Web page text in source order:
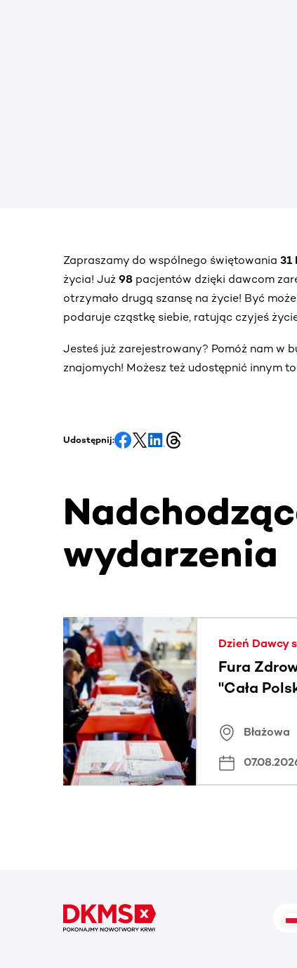
Zapraszamy do wspólnego świętowania 31
życia! Już 98 pacjentów dzięki dawcom
otrzymało drugą szansę na życie! Być
podaruje cząstkę siebie, ratując czyjeś
Jesteś już zarejestrowany? Pomóż nam w
znajomych! Możesz też udostępnić innym
Udostępnij:
wydarzenia
Ta sekcja zawiera treści przewijane w
Dzień Dawcy
Fura
"Cała
Błażowa